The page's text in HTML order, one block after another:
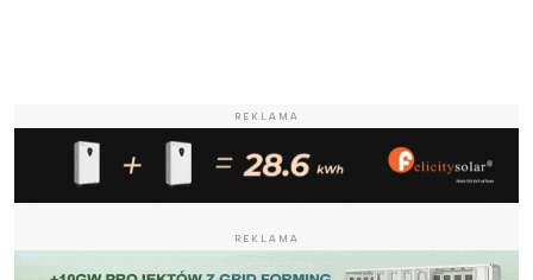
REKLAMA
REKLAMA